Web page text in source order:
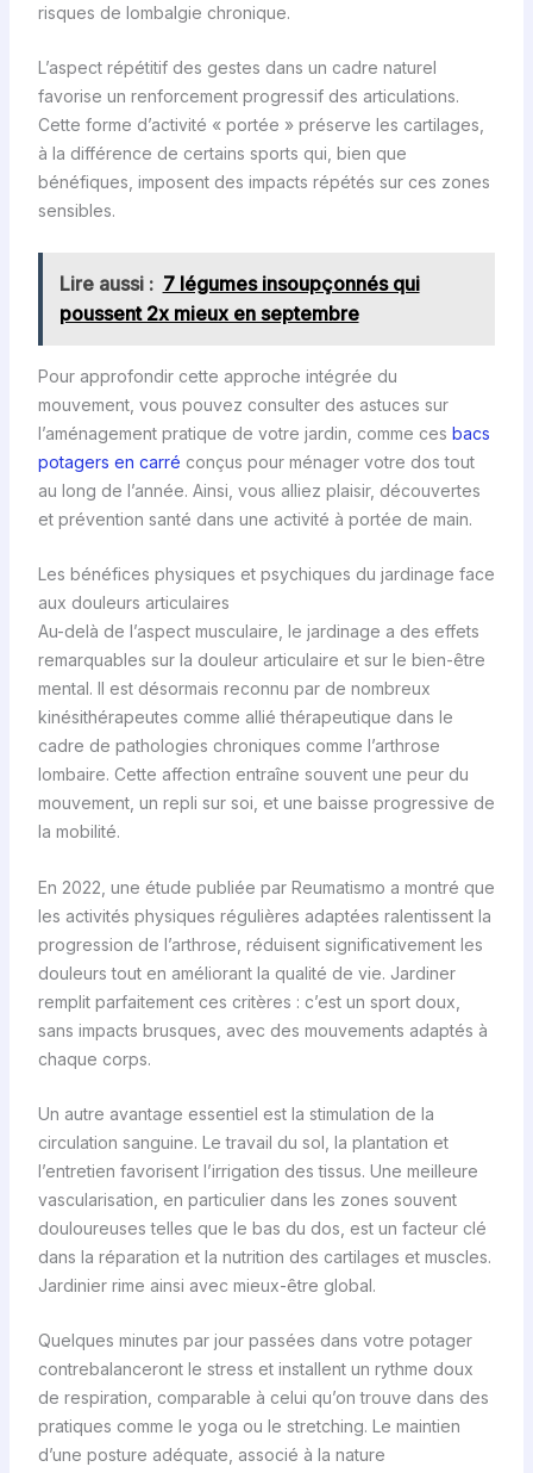
risques de lombalgie chronique.
L’aspect répétitif des gestes dans un cadre naturel
favorise un renforcement progressif des articulations.
Cette forme d’activité « portée » préserve les cartilages,
à la différence de certains sports qui, bien que
bénéfiques, imposent des impacts répétés sur ces zones
sensibles.
Lire aussi : 7 légumes insoupçonnés qui
poussent 2x mieux en septembre
Pour approfondir cette approche intégrée du
mouvement, vous pouvez consulter des astuces sur
l’aménagement pratique de votre jardin, comme ces bacs
potagers en carré conçus pour ménager votre dos tout
au long de l’année. Ainsi, vous alliez plaisir, découvertes
et prévention santé dans une activité à portée de main.
Les bénéfices physiques et psychiques du jardinage face
aux douleurs articulaires
Au-delà de l’aspect musculaire, le jardinage a des effets
remarquables sur la douleur articulaire et sur le bien-être
mental. Il est désormais reconnu par de nombreux
kinésithérapeutes comme allié thérapeutique dans le
cadre de pathologies chroniques comme l’arthrose
lombaire. Cette affection entraîne souvent une peur du
mouvement, un repli sur soi, et une baisse progressive de
la mobilité.
En 2022, une étude publiée par Reumatismo a montré que
les activités physiques régulières adaptées ralentissent la
progression de l’arthrose, réduisent significativement les
douleurs tout en améliorant la qualité de vie. Jardiner
remplit parfaitement ces critères : c’est un sport doux,
sans impacts brusques, avec des mouvements adaptés à
chaque corps.
Un autre avantage essentiel est la stimulation de la
circulation sanguine. Le travail du sol, la plantation et
l’entretien favorisent l’irrigation des tissus. Une meilleure
vascularisation, en particulier dans les zones souvent
douloureuses telles que le bas du dos, est un facteur clé
dans la réparation et la nutrition des cartilages et muscles.
Jardinier rime ainsi avec mieux-être global.
Quelques minutes par jour passées dans votre potager
contrebalanceront le stress et installent un rythme doux
de respiration, comparable à celui qu’on trouve dans des
pratiques comme le yoga ou le stretching. Le maintien
d’une posture adéquate, associé à la nature